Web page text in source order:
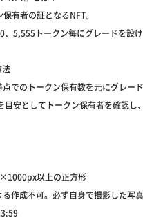
有者の証となるNFT。
5,555トークン毎にグレードを設け
法
でのトークン保有数を元にグレード
安としてトークン保有者を確認し
以上の正方形
作成不可。必ず自身で撮影した写